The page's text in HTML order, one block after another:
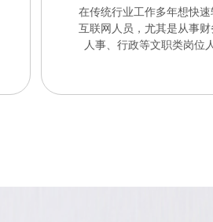
在传统行业工作多年想快速
互联网人员，尤其是从事财
人事、行政等文职类岗位